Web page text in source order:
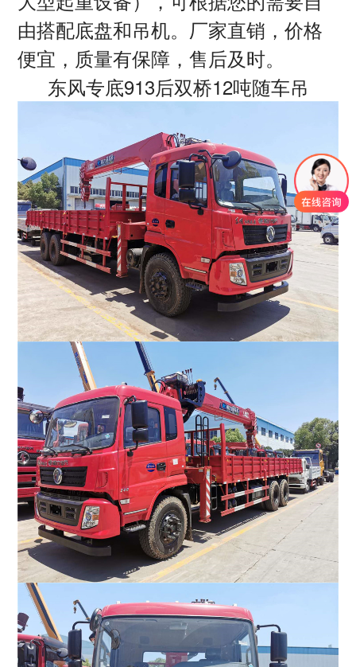
由搭配底盘和吊机。厂家直销，价格
便宜，质量有保障，售后及时。
东风专底913后双桥12吨随车吊